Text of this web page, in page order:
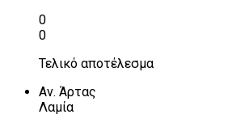
0
0
Τελικό αποτέλεσμα
Αν. Άρτας
Λαμία